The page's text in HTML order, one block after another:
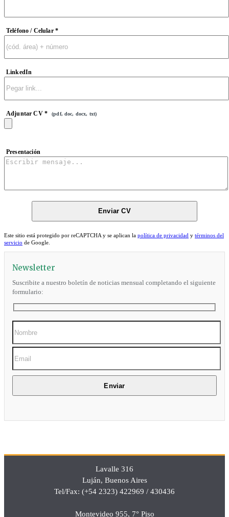
Teléfono / Celular *
LinkedIn
Adjuntar CV * (pdf, doc, docx, txt)
Presentación
Este sitio está protegido por reCAPTCHA y se aplican la política de privacidad y términos del
servicio de Google.
Newsletter
Suscribite a nuestro boletín de noticias mensual completando el siguiente
formulario:
Lavalle 316
Luján, Buenos Aires
Tel/Fax: (+54 2323) 422969 / 430436
Montevideo 955, 7° Piso